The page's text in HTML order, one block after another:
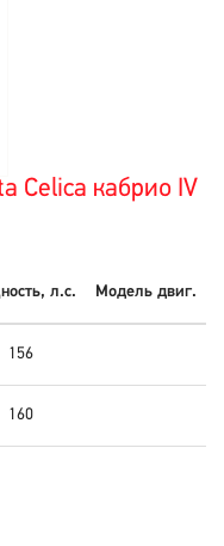
Celica кабрио IV
л.с. Модель двиг.
156
160